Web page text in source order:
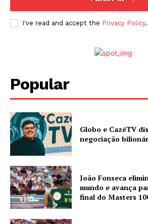
I've read and accept the Privacy Policy.
Popular
Globo e CazéTV
negociação
João Fonseca
mundo e avança
final do Masters